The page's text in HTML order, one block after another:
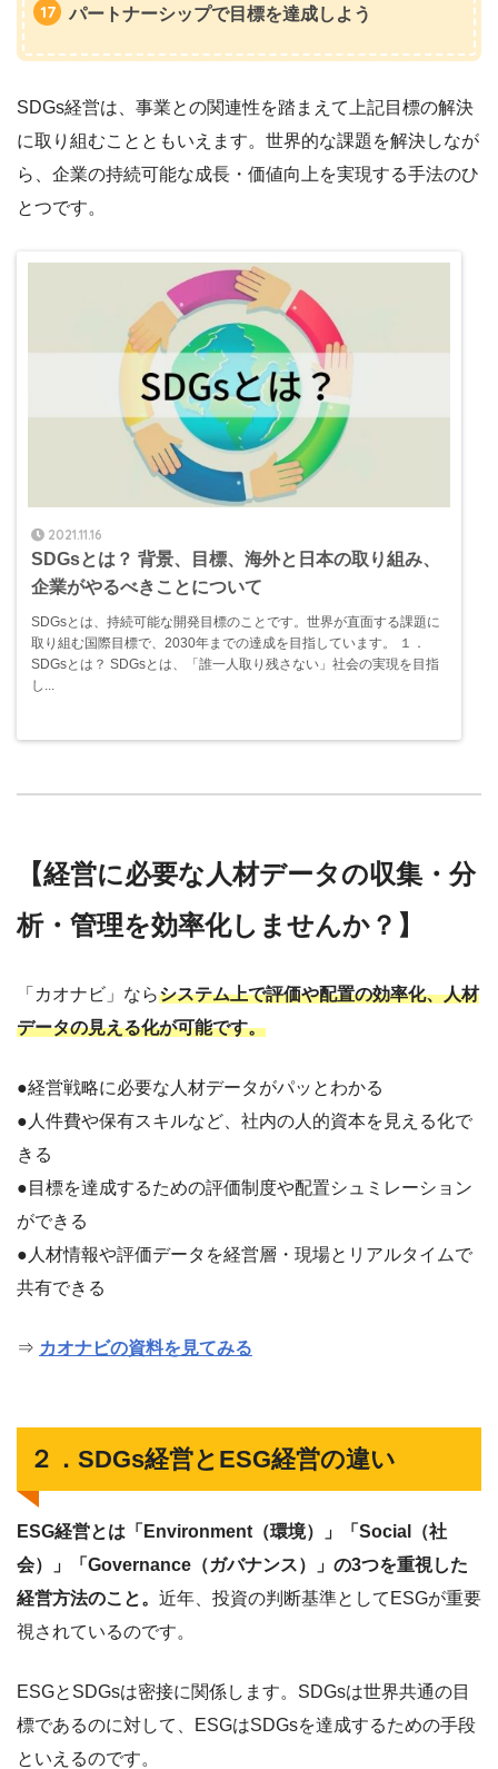
パートナーシップで目標を達成しよう
SDGs経営は、事業との関連性を踏まえて上記目標の解決
に取り組むことともいえます。世界的な課題を解決しなが
ら、企業の持続可能な成長・価値向上を実現する手法のひ
とつです。
2021.11.16
SDGsとは？ 背景、目標、海外と日本の取り組み、
企業がやるべきことについて
SDGsとは、持続可能な開発目標のことです。世界が直面する課題に
取り組む国際目標で、2030年までの達成を目指しています。 １．
SDGsとは？ SDGsとは、「誰一人取り残さない」社会の実現を目指
し...
【経営に必要な人材データの収集・分
析・管理を効率化しませんか？】
「カオナビ」ならシステム上で評価や配置の効率化、人材
データの見える化が可能です。
●経営戦略に必要な人材データがパッとわかる
●人件費や保有スキルなど、社内の人的資本を見える化で
きる
●目標を達成するための評価制度や配置シュミレーション
ができる
●人材情報や評価データを経営層・現場とリアルタイムで
共有できる
⇒ カオナビの資料を見てみる
２．SDGs経営とESG経営の違い
ESG経営とは「Environment（環境）」「Social（社
会）」「Governance（ガバナンス）」の3つを重視した
経営方法のこと。 近年、投資の判断基準としてESGが重要
視されているのです。
ESGとSDGsは密接に関係します。SDGsは世界共通の目
標であるのに対して、ESGはSDGsを達成するための手段
といえるのです。